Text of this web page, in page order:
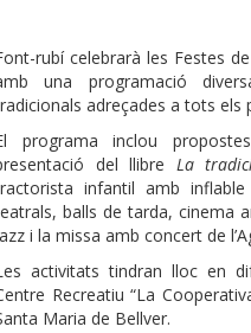
rubí celebrarà les Festes
una programació
adreçades a tots els
programa inclou
del llibre La
infantil amb
balls de tarda, cinema
i la missa amb concert de
activitats tindran lloc en
Recreatiu “La
Maria de Bellver.